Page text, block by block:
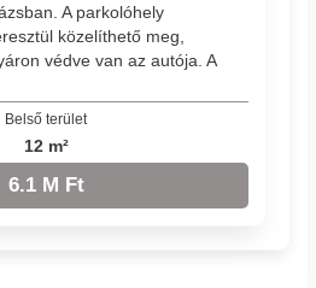
A parkolóhely
közelíthető meg,
védve van az autója. A
Belső terület
12 m²
6.1 M Ft